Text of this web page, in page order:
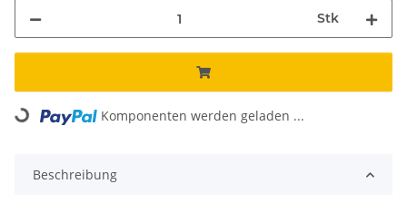
Stk
Loading... Komponenten werden geladen ...
Beschreibung